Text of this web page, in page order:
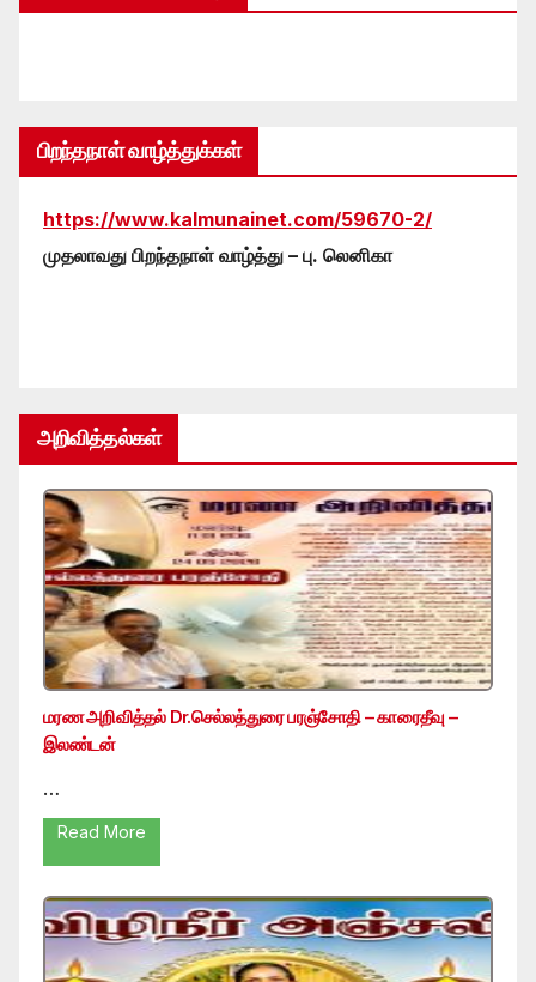
பிறந்தநாள் வாழ்த்துக்கள்
https://www.kalmunainet.com/59670-2/
முதலாவது பிறந்தநாள் வாழ்த்து – பு. லெனிகா
அறிவித்தல்கள்
மரண அறிவித்தல் Dr.செல்லத்துரை பரஞ்சோதி – காரைதீவு –
இலண்டன்
…
Read More